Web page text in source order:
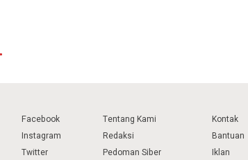
Facebook
Instagram
Twitter
Tentang Kami
Redaksi
Pedoman Siber
Kontak
Bantuan
Iklan